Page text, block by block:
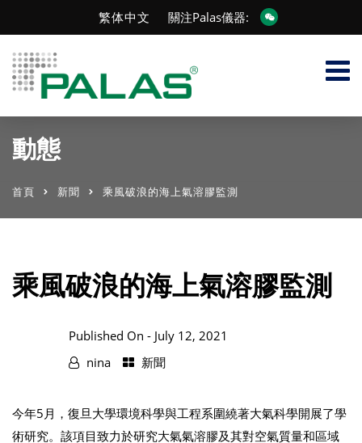
繁体中文 關注Palas儀器:
動態
首頁 新聞 乘風破浪的海上氣溶膠監測
乘風破浪的海上氣溶膠監測
Published On - July 12, 2021
nina
新聞
今年5月，復旦大學環境科學與工程系圍繞著大氣科學開展了學
術研究。該項目致力於研究大氣氣溶膠及其對空氣質量和區域